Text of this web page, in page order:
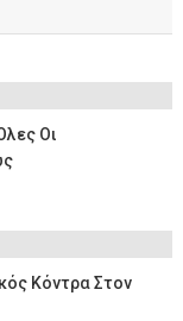
Οι
Κόντρα Στον